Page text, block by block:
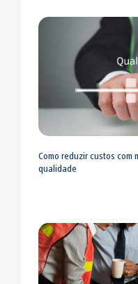
Como reduzir custos com
qualidade